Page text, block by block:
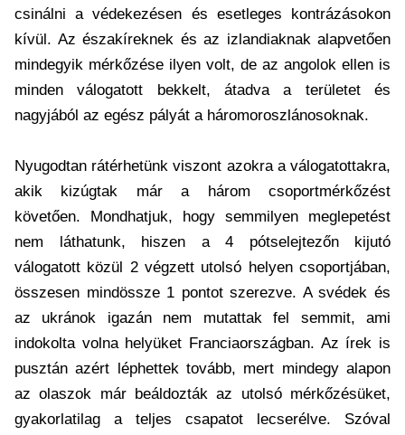
csinálni a védekezésen és esetleges kontrázásokon
kívül. Az északíreknek és az izlandiaknak alapvetően
mindegyik mérkőzése ilyen volt, de az angolok ellen is
minden válogatott bekkelt, átadva a területet és
nagyjából az egész pályát a háromoroszlánosoknak.
Nyugodtan rátérhetünk viszont azokra a válogatottakra,
akik kizúgtak már a három csoportmérkőzést
követően. Mondhatjuk, hogy semmilyen meglepetést
nem láthatunk, hiszen a 4 pótselejtezőn kijutó
válogatott közül 2 végzett utolsó helyen csoportjában,
összesen mindössze 1 pontot szerezve. A svédek és
az ukránok igazán nem mutattak fel semmit, ami
indokolta volna helyüket Franciaországban. Az írek is
pusztán azért léphettek tovább, mert mindegy alapon
az olaszok már beáldozták az utolsó mérkőzésüket,
gyakorlatilag a teljes csapatot lecserélve. Szóval